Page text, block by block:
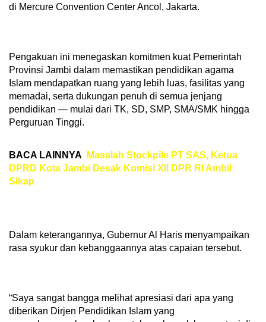
di Mercure Convention Center Ancol, Jakarta.
Pengakuan ini menegaskan komitmen kuat Pemerintah
Provinsi Jambi dalam memastikan pendidikan agama
Islam mendapatkan ruang yang lebih luas, fasilitas yang
memadai, serta dukungan penuh di semua jenjang
pendidikan — mulai dari TK, SD, SMP, SMA/SMK hingga
Perguruan Tinggi.
BACA LAINNYA
Masalah Stockpile PT SAS, Ketua
DPRD Kota Jambi Desak Komisi XII DPR RI Ambil
Sikap
Dalam keterangannya, Gubernur Al Haris menyampaikan
rasa syukur dan kebanggaannya atas capaian tersebut.
“Saya sangat bangga melihat apresiasi dari apa yang
diberikan Dirjen Pendidikan Islam yang